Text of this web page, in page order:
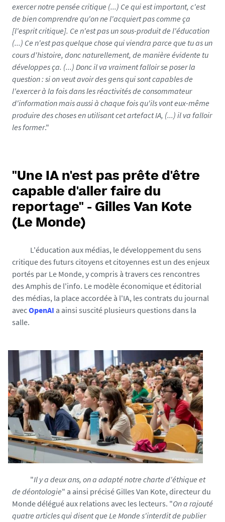
exercer notre pensée critique (...) Ce qui est important, c'est
de bien comprendre qu'on ne l'acquiert pas comme ça
[l'esprit critique]. Ce n'est pas un sous-produit de l'éducation
(...) Ce n'est pas quelque chose qui viendra parce que tu as un
cours d'histoire, donc naturellement, de manière évidente tu
développes ça. (...) Donc il va vraiment falloir se poser la
question : si on veut avoir des gens qui sont capables de
l'exercer à la fois dans les réactivités de consommateur
d'information mais aussi à chaque fois qu'ils vont eux-même
produire des choses en utilisant cet artefact IA, (...) il va falloir
les former."
"Une IA n'est pas prête d'être
capable d'aller faire du
reportage" - Gilles Van Kote
(Le Monde)
L'éducation aux médias, le développement du sens
critique des futurs citoyens et citoyennes est un des enjeux
portés par Le Monde, y compris à travers ces rencontres
des Amphis de l'info. Le modèle économique et éditorial
des médias, la place accordée à l'IA, les contrats du journal
avecOpenAI a ainsi suscité plusieurs questions dans la
salle.
"Il y a deux ans, on a adapté notre charte d'éthique et
de déontologie" a ainsi précisé Gilles Van Kote, directeur du
Monde délégué aux relations avec les lecteurs. "On a rajouté
quatre articles qui disent que Le Monde s'interdit de publier